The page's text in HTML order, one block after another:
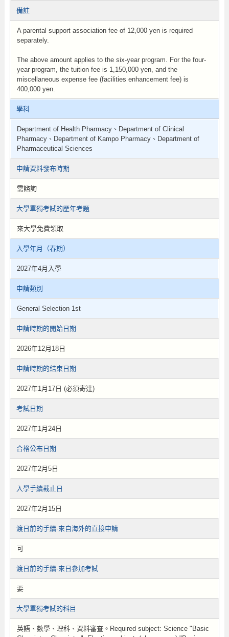
備註
A parental support association fee of 12,000 yen is required
separately.
The above amount applies to the six-year program. For the four-
year program, the tuition fee is 1,150,000 yen, and the
miscellaneous expense fee (facilities enhancement fee) is
400,000 yen.
學科
Department of Health Pharmacy、Department of Clinical
Pharmacy、Department of Kampo Pharmacy、Department of
Pharmaceutical Sciences
申請資料發布時期
需諮詢
大學單獨考試的歷年考題
來大學免費領取
入學年月（春期）
2027年4月入學
申請類別
General Selection 1st
申請時期的開始日期
2026年12月18日
申請時期的結束日期
2027年1月17日 (必須寄達)
考試日期
2027年1月24日
合格公布日期
2027年2月5日
入學手續截止日
2027年2月15日
渡日前的手續-來自海外的直接申請
可
渡日前的手續-來日參加考試
要
大學單獨考試的科目
英語、數學、理科、資料審查。Required subject: Science "Basic